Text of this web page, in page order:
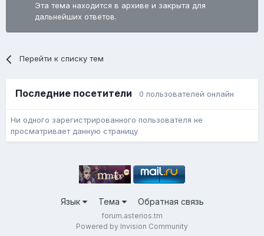
Эта тема находится в архиве и закрыта для
дальнейших ответов.
Перейти к списку тем
Последние посетители 0 пользователей онлайн
Ни одного зарегистрированного пользователя не
просматривает данную страницу
Язык Тема Обратная связь
forum.asterios.tm
Powered by Invision Community